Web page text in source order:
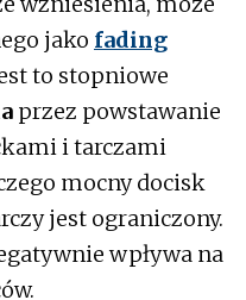
jako fading
to stopniowe
przez powstawanie
i tarczami
mocny docisk
jest ograniczony.
wpływa na